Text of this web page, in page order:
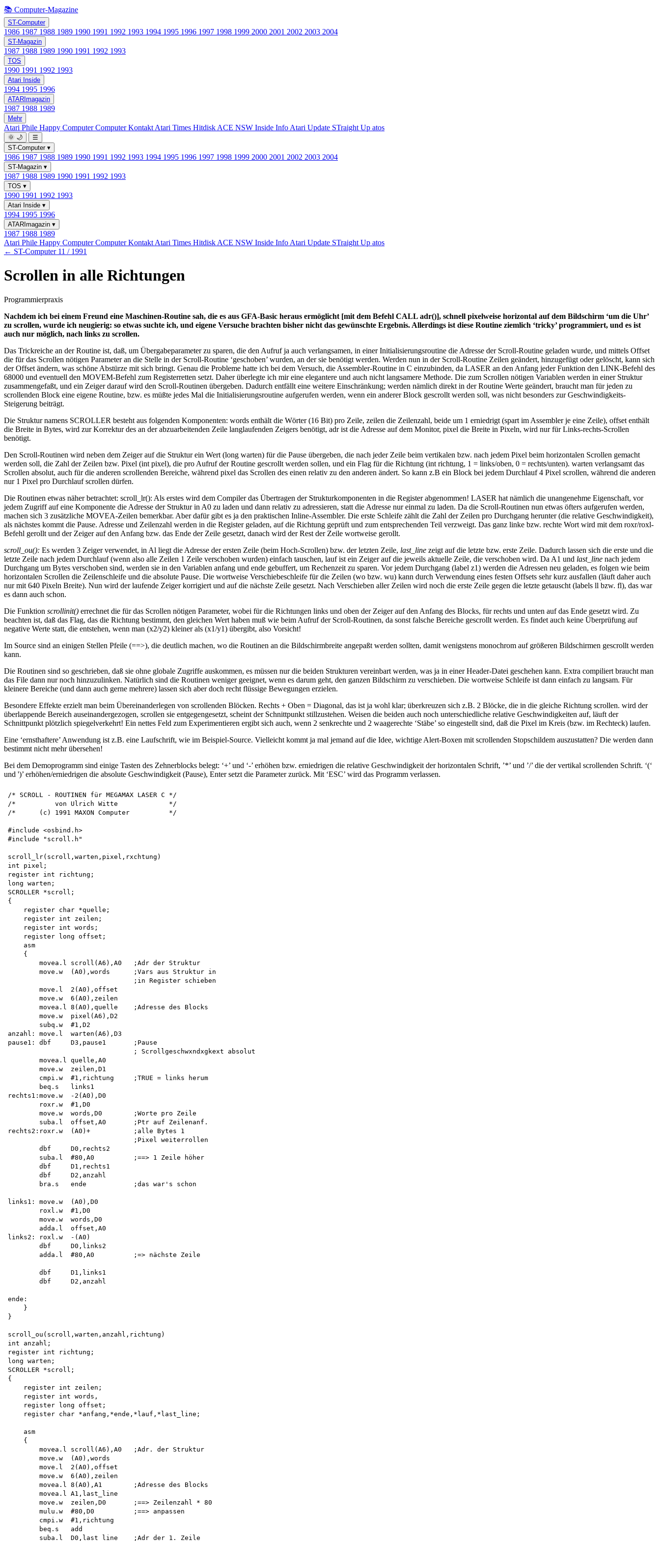
📚 Computer-Magazine
ST-Computer
1986 1987 1988 1989 1990 1991 1992 1993 1994 1995 1996 1997 1998 1999 2000 2001 2002 2003 2004
ST-Magazin
1987 1988 1989 1990 1991 1992 1993
TOS
1990 1991 1992 1993
Atari Inside
1994 1995 1996
ATARImagazin
1987 1988 1989
Mehr
Atari Phile Happy ComputerComputer Kontakt Atari Times Hitdisk ACE NSW Inside Info Atari Update STraight Up atos
🌞 🌙
☰
ST-Computer ▾
1986 1987 1988 1989 1990 1991 1992 1993 1994 1995 1996 1997 1998 1999 2000 2001 2002 2003 2004
ST-Magazin ▾
1987 1988 1989 1990 1991 1992 1993
TOS ▾
1990 1991 1992 1993
Atari Inside ▾
1994 1995 1996
ATARImagazin ▾
1987 1988 1989
Atari Phile Happy ComputerComputer Kontakt Atari Times Hitdisk ACE NSW Inside Info Atari Update STraight Up atos
← ST-Computer 11 / 1991
Scrollen in alle Richtungen
Programmierpraxis
Nachdem ich bei einem Freund eine Maschinen-Routine sah, die es aus GFA-Basic heraus ermöglicht [mit dem Befehl CALL adr()], schnell pixelweise horizontal auf dem Bildschirm ‘um die Uhr’
zu scrollen, wurde ich neugierig: so etwas suchte ich, und eigene Versuche brachten bisher nicht das gewünschte Ergebnis. Allerdings ist diese Routine ziemlich ‘tricky’ programmiert, und es ist
auch nur möglich, nach links zu scrollen.
Das Trickreiche an der Routine ist, daß, um Übergabeparameter zu sparen, die den Aufruf ja auch verlangsamen, in einer Initialisierungsroutine die Adresse der Scroll-Routine geladen wurde, und mittels Offset
die für das Scrollen nötigen Parameter an die Stelle in der Scroll-Routine ‘geschoben’ wurden, an der sie benötigt werden. Werden nun in der Scroll-Routine Zeilen geändert, hinzugefügt oder gelöscht, kann sich
der Offset ändern, was schöne Abstürze mit sich bringt. Genau die Probleme hatte ich bei dem Versuch, die Assembler-Routine in C einzubinden, da LASER an den Anfang jeder Funktion den LINK-Befehl des
68000 und eventuell den MOVEM-Befehl zum Registerretten setzt. Daher überlegte ich mir eine elegantere und auch nicht langsamere Methode. Die zum Scrollen nötigen Variablen werden in einer Struktur
zusammengefaßt, und ein Zeiger darauf wird den Scroll-Routinen übergeben. Dadurch entfällt eine weitere Einschränkung; werden nämlich direkt in der Routine Werte geändert, braucht man für jeden zu
scrollenden Block eine eigene Routine, bzw. es müßte jedes Mal die Initialisierungsroutine aufgerufen werden, wenn ein anderer Block gescrollt werden soll, was nicht besonders zur Geschwindigkeits-
Steigerung beiträgt.
Die Struktur namens SCROLLER besteht aus folgenden Komponenten: words enthält die Wörter (16 Bit) pro Zeile, zeilen die Zeilenzahl, beide um 1 erniedrigt (spart im Assembler je eine Zeile), offset enthält
die Breite in Bytes, wird zur Korrektur des an der abzuarbeitenden Zeile langlaufenden Zeigers benötigt, adr ist die Adresse auf dem Monitor, pixel die Breite in Pixeln, wird nur für Links-rechts-Scrollen
benötigt.
Den Scroll-Routinen wird neben dem Zeiger auf die Struktur ein Wert (long warten) für die Pause übergeben, die nach jeder Zeile beim vertikalen bzw. nach jedem Pixel beim horizontalen Scrollen gemacht
werden soll, die Zahl der Zeilen bzw. Pixel (int pixel), die pro Aufruf der Routine gescrollt werden sollen, und ein Flag für die Richtung (int richtung, 1 = links/oben, 0 = rechts/unten). warten verlangsamt das
Scrollen absolut, auch für die anderen scrollenden Bereiche, während pixel das Scrollen des einen relativ zu den anderen ändert. So kann z.B ein Block bei jedem Durchlauf 4 Pixel scrollen, während die anderen
nur 1 Pixel pro Durchlauf scrollen dürfen.
Die Routinen etwas näher betrachtet: scroll_lr(): Als erstes wird dem Compiler das Übertragen der Strukturkomponenten in die Register abgenommen! LASER hat nämlich die unangenehme Eigenschaft, vor
jedem Zugriff auf eine Komponente die Adresse der Struktur in A0 zu laden und dann relativ zu adressieren, statt die Adresse nur einmal zu laden. Da die Scroll-Routinen nun etwas öfters aufgerufen werden,
machen sich 3 zusätzliche MOVEA-Zeilen bemerkbar. Aber dafür gibt es ja den praktischen Inline-Assembler. Die erste Schleife zählt die Zahl der Zeilen pro Durchgang herunter (die relative Geschwindigkeit),
als nächstes kommt die Pause. Adresse und Zeilenzahl werden in die Register geladen, auf die Richtung geprüft und zum entsprechenden Teil verzweigt. Das ganz linke bzw. rechte Wort wird mit dem roxr/roxl-
Befehl gerollt und der Zeiger auf den Anfang bzw. das Ende der Zeile gesetzt, danach wird der Rest der Zeile wortweise gerollt.
scroll_ou(): Es werden 3 Zeiger verwendet, in Al liegt die Adresse der ersten Zeile (beim Hoch-Scrollen) bzw. der letzten Zeile, last_line zeigt auf die letzte bzw. erste Zeile. Dadurch lassen sich die erste und die
letzte Zeile nach jedem Durchlauf (wenn also alle Zeilen 1 Zeile verschoben wurden) einfach tauschen, lauf ist ein Zeiger auf die jeweils aktuelle Zeile, die verschoben wird. Da A1 und last_line nach jedem
Durchgang um Bytes verschoben sind, werden sie in den Variablen anfang und ende gebuffert, um Rechenzeit zu sparen. Vor jedem Durchgang (label z1) werden die Adressen neu geladen, es folgen wie beim
horizontalen Scrollen die Zeilenschleife und die absolute Pause. Die wortweise Verschiebeschleife für die Zeilen (wo bzw. wu) kann durch Verwendung eines festen Offsets sehr kurz ausfallen (läuft daher auch
nur mit 640 Pixeln Breite). Nun wird der laufende Zeiger korrigiert und auf die nächste Zeile gesetzt. Nach Verschieben aller Zeilen wird noch die erste Zeile gegen die letzte getauscht (labels ll bzw. fl), das war
es dann auch schon.
Die Funktion scrollinit() errechnet die für das Scrollen nötigen Parameter, wobei für die Richtungen links und oben der Zeiger auf den Anfang des Blocks, für rechts und unten auf das Ende gesetzt wird. Zu
beachten ist, daß das Flag, das die Richtung bestimmt, den gleichen Wert haben muß wie beim Aufruf der Scroll-Routinen, da sonst falsche Bereiche gescrollt werden. Es findet auch keine Überprüfung auf
negative Werte statt, die entstehen, wenn man (x2/y2) kleiner als (x1/y1) übergibt, also Vorsicht!
Im Source sind an einigen Stellen Pfeile (==>), die deutlich machen, wo die Routinen an die Bildschirmbreite angepaßt werden sollten, damit wenigstens monochrom auf größeren Bildschirmen gescrollt werden
kann.
Die Routinen sind so geschrieben, daß sie ohne globale Zugriffe auskommen, es müssen nur die beiden Strukturen vereinbart werden, was ja in einer Header-Datei geschehen kann. Extra compiliert braucht man
das File dann nur noch hinzuzulinken. Natürlich sind die Routinen weniger geeignet, wenn es darum geht, den ganzen Bildschirm zu verschieben. Die wortweise Schleife ist dann einfach zu langsam. Für
kleinere Bereiche (und dann auch gerne mehrere) lassen sich aber doch recht flüssige Bewegungen erzielen.
Besondere Effekte erzielt man beim Übereinanderlegen von scrollenden Blöcken. Rechts + Oben = Diagonal, das ist ja wohl klar; überkreuzen sich z.B. 2 Blöcke, die in die gleiche Richtung scrollen. wird der
überlappende Bereich auseinandergezogen, scrollen sie entgegengesetzt, scheint der Schnittpunkt stillzustehen. Weisen die beiden auch noch unterschiedliche relative Geschwindigkeiten auf, läuft der
Schnittpunkt plötzlich spiegelverkehrt! Ein nettes Feld zum Experimentieren ergibt sich auch, wenn 2 senkrechte und 2 waagerechte ‘Stäbe’ so eingestellt sind, daß die Pixel im Kreis (bzw. im Rechteck) laufen.
Eine ‘ernsthaftere’ Anwendung ist z.B. eine Laufschrift, wie im Beispiel-Source. Vielleicht kommt ja mal jemand auf die Idee, wichtige Alert-Boxen mit scrollenden Stopschildem auszustatten? Die werden dann
bestimmt nicht mehr übersehen!
Bei dem Demoprogramm sind einige Tasten des Zehnerblocks belegt: ‘+’ und ‘-’ erhöhen bzw. erniedrigen die relative Geschwindigkeit der horizontalen Schrift, ’*’ und ’/’ die der vertikal scrollenden Schrift. ‘(‘
und ')’ erhöhen/erniedrigen die absolute Geschwindigkeit (Pause), Enter setzt die Parameter zurück. Mit ‘ESC’ wird das Programm verlassen.
/* SCROLL - ROUTINEN für MEGAMAX LASER C */
/*          von Ulrich Witte             */
/*      (c) 1991 MAXON Computer          */
#include <osbind.h>
#include "scroll.h"
scroll_lr(scroll,warten,pixel,rxchtung)
int pixel;
register int richtung;
long warten;
SCROLLER *scroll;
{
    register char *quelle;
    register int zeilen;
    register int words;
    register long offset;
    asm
    {
        movea.l scroll(A6),A0   ;Adr der Struktur
        move.w  (A0),words      ;Vars aus Struktur in
                                ;in Register schieben
        move.l  2(A0),offset
        move.w  6(A0),zeilen
        movea.l 8(A0),quelle    ;Adresse des Blocks
        move.w  pixel(A6),D2
        subq.w  #1,D2
anzahl: move.l  warten(A6),D3
pause1: dbf     D3,pause1       ;Pause
                                ; Scrollgeschwxndxgkext absolut
        movea.l quelle,A0
        move.w  zeilen,D1
        cmpi.w  #1,richtung     ;TRUE = links herum
        beq.s   links1
rechts1:move.w  -2(A0),D0
        roxr.w  #1,D0
        move.w  words,D0        ;Worte pro Zeile
        suba.l  offset,A0       ;Ptr auf Zeilenanf.
rechts2:roxr.w  (A0)+           ;alle Bytes 1
                                ;Pixel weiterrollen
        dbf     D0,rechts2
        suba.l  #80,A0          ;==> 1 Zeile höher
        dbf     D1,rechts1
        dbf     D2,anzahl
        bra.s   ende            ;das war's schon
links1: move.w  (A0),D0
        roxl.w  #1,D0
        move.w  words,D0
        adda.l  offset,A0
links2: roxl.w  -(A0)
        dbf     D0,links2
        adda.l  #80,A0          ;=> nächste Zeile
        dbf     D1,links1
        dbf     D2,anzahl
ende:
    }
}
scroll_ou(scroll,warten,anzahl,richtung)
int anzahl;
register int richtung;
long warten;
SCROLLER *scroll;
{
    register int zeilen;
    register int words,
    register long offset;
    register char *anfang,*ende,*lauf,*last_line;
    asm
    {
        movea.l scroll(A6),A0   ;Adr. der Struktur
        move.w  (A0),words
        move.l  2(A0),offset
        move.w  6(A0),zeilen
        movea.l 8(A0),A1        ;Adresse des Blocks
        movea.l A1,last_line
        move.w  zeilen,D0       ;==> Zeilenzahl * 80
        mulu.w  #80,D0          ;==> anpassen
        cmpi.w  #1,richtung
        beq.s   add
        suba.l  D0,last_line    ;Adr der 1. Zeile